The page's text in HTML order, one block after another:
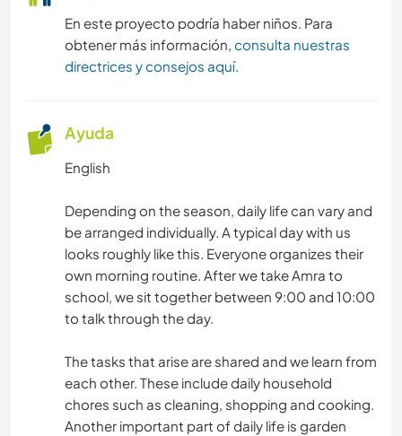
En este proyecto podría haber niños. Para
obtener más información, consulta nuestras
directrices y consejos aquí.
Ayuda
English
Depending on the season, daily life can vary and
be arranged individually. A typical day with us
looks roughly like this. Everyone organizes their
own morning routine. After we take Amra to
school, we sit together between 9:00 and 10:00
to talk through the day.
The tasks that arise are shared and we learn from
each other. These include daily household
chores such as cleaning, shopping and cooking.
Another important part of daily life is garden